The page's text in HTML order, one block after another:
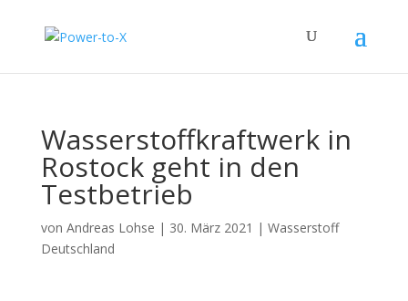
Wasserstoffkraftwerk in
Rostock geht in den
Testbetrieb
von Andreas Lohse | 30. März 2021 | Wasserstoff
Deutschland